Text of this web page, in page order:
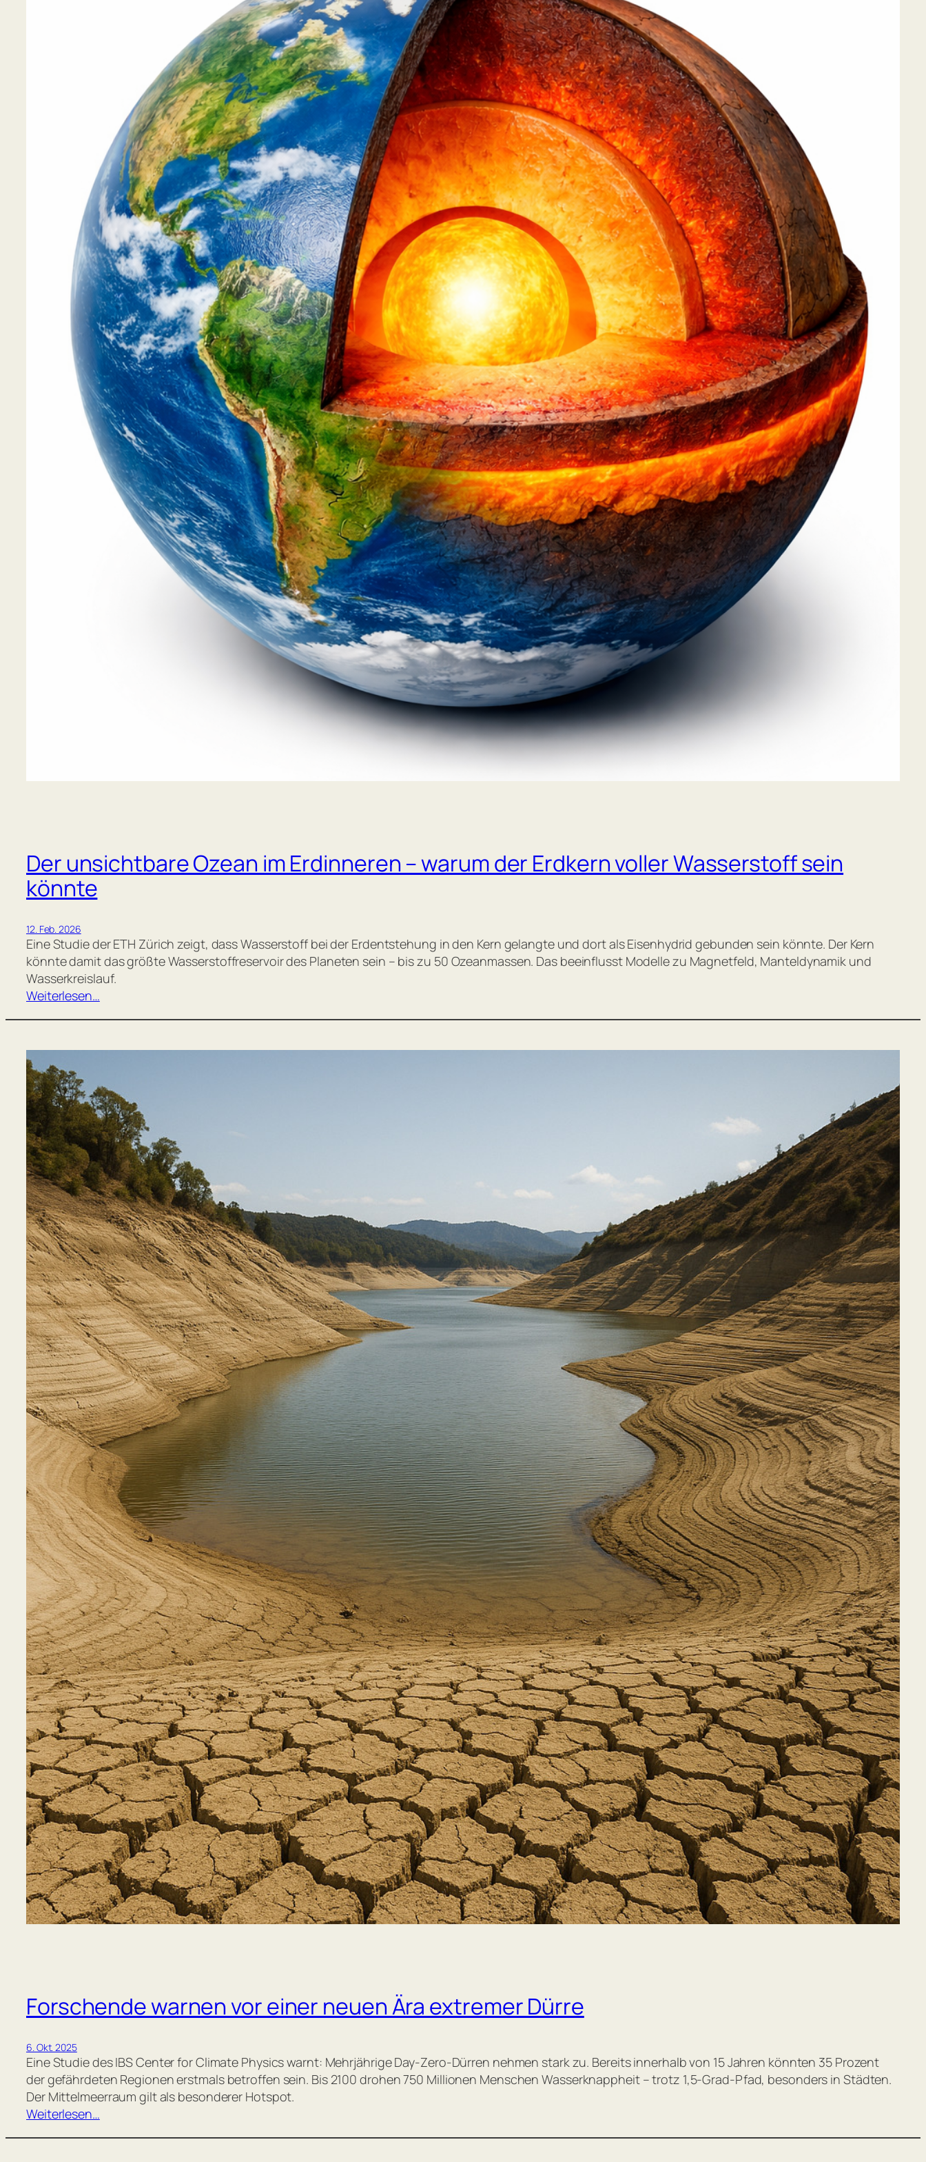
Der unsichtbare Ozean im Erdinneren – warum der Erdkern voller Wasserstoff sein
könnte
12. Feb. 2026
Eine Studie der ETH Zürich zeigt, dass Wasserstoff bei der Erdentstehung in den Kern gelangte und dort als Eisenhydrid gebunden sein könnte. Der Kern
könnte damit das größte Wasserstoffreservoir des Planeten sein – bis zu 50 Ozeanmassen. Das beeinflusst Modelle zu Magnetfeld, Manteldynamik und
Wasserkreislauf.
Weiterlesen…
Forschende warnen vor einer neuen Ära extremer Dürre
6. Okt. 2025
Eine Studie des IBS Center for Climate Physics warnt: Mehrjährige Day-Zero-Dürren nehmen stark zu. Bereits innerhalb von 15 Jahren könnten 35 Prozent
der gefährdeten Regionen erstmals betroffen sein. Bis 2100 drohen 750 Millionen Menschen Wasserknappheit – trotz 1,5-Grad-Pfad, besonders in Städten.
Der Mittelmeerraum gilt als besonderer Hotspot.
Weiterlesen…